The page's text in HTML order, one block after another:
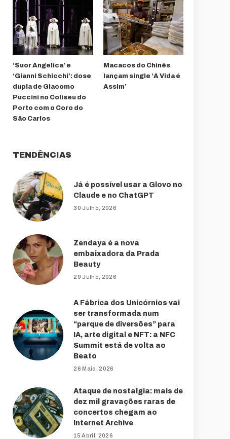
‘Suor Angelica’ e
‘Gianni Schicchi’: dose
dupla de Giacomo
Puccini no Coliseu do
Porto com o Coro do
São Carlos
Macacos do Chinês
lançam single ‘A Vida é
Assim’
TENDÊNCIAS
Já é possível usar a Glovo no
Claude e no ChatGPT
30 Julho, 2026
Zendaya é a nova
embaixadora da Prada
Beauty
29 Julho, 2026
A Fábrica dos Unicórnios vai
ser transformada num
“parque de diversões” para
IA, arte digital e NFT: a NFC
Summit está de volta ao
Beato
26 Maio, 2026
Ataque de nostalgia: mais de
dez mil gravações raras de
concertos chegam ao
Internet Archive
15 Abril, 2026